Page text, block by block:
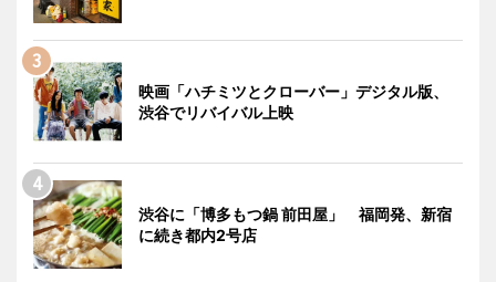
映画「ハチミツとクローバー」デジタル版、
渋谷でリバイバル上映
渋谷に「博多もつ鍋 前田屋」 福岡発、新宿
に続き都内2号店